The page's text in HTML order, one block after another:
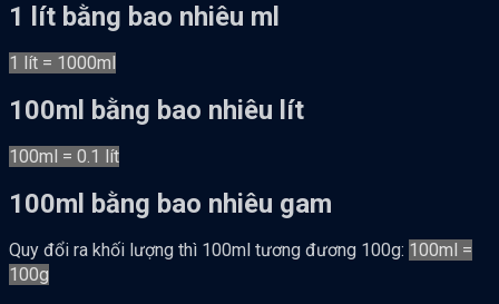
1 lít bằng bao nhiêu ml
1 lít = 1000ml
100ml bằng bao nhiêu lít
100ml = 0.1 lít
100ml bằng bao nhiêu gam
Quy đổi ra khối lượng thì 100ml tương đương 100g: 100ml =
100g